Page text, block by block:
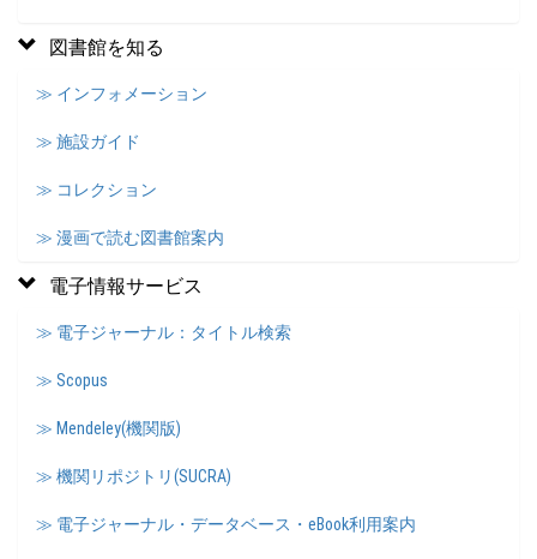
図書館を知る
≫ インフォメーション
≫ 施設ガイド
≫ コレクション
≫ 漫画で読む図書館案内
電子情報サービス
≫ 電子ジャーナル：タイトル検索
≫ Scopus
≫ Mendeley(機関版)
≫ 機関リポジトリ(SUCRA)
≫ 電子ジャーナル・データベース・eBook利用案内